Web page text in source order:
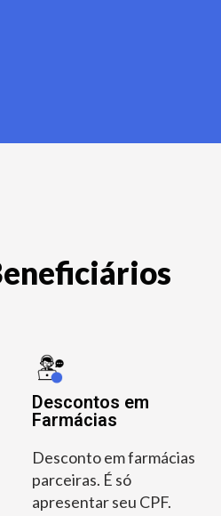
Descontos em
Farmácias
Desconto em farmácias
parceiras. É só
apresentar seu CPF.